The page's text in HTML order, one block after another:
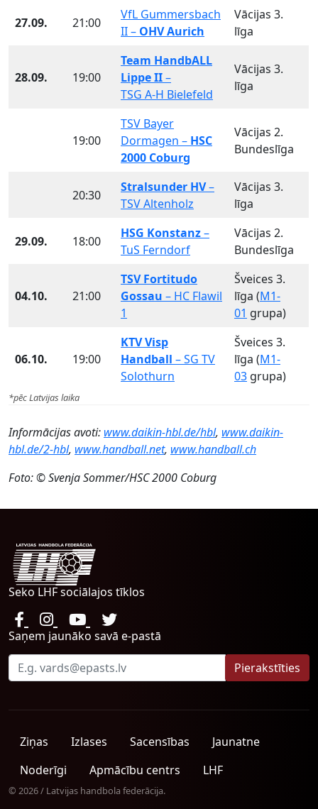
27.09. 21:00
VfL Gummersbach
II – OHV Aurich
Vācijas 3.
līga
28.09. 19:00
Team HandbALL
Lippe II–
TSG A-H Bielefeld
Vācijas 3.
līga
19:00
TSV Bayer
Dormagen – HSC
2000 Coburg
Vācijas 2.
Bundeslīga
20:30
Stralsunder HV–
TSV Altenholz
Vācijas 3.
līga
29.09. 18:00
HSG Konstanz–
TuS Ferndorf
Vācijas 2.
Bundeslīga
04.10. 21:00
TSV Fortitudo
Gossau – HC Flawil
1
Šveices 3.
līga (M1-
01 grupa)
06.10. 19:00
KTV Visp
Handball – SG TV
Solothurn
Šveices 3.
līga (M1-
03 grupa)
*pēc Latvijas laika
Informācijas avoti: www.daikin-hbl.de/hbl, www.daikin-
hbl.de/2-hbl, www.handball.net, www.handball.ch
Foto: © Svenja Sommer/HSC 2000 Coburg
Seko LHF sociālajos tīklos
Saņem jaunāko savā e-pastā
Ziņas Izlases Sacensības
Jaunatne
Noderīgi
Apmācību centrs LHF
© 2026 / Latvijas handbola federācija.